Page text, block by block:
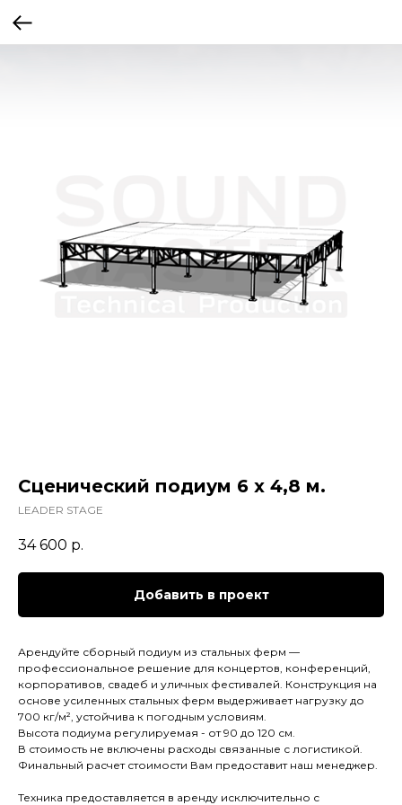
Сценический подиум 6 х 4,8 м.
LEADER STAGE
34 600 р.
Добавить в проект
Арендуйте сборный подиум из стальных ферм —
профессиональное решение для концертов, конференций,
корпоративов, свадеб и уличных фестивалей. Конструкция на
основе усиленных стальных ферм выдерживает нагрузку до
700 кг/м², устойчива к погодным условиям.
Высота подиума регулируемая - от 90 до 120 см.
В стоимость не включены расходы связанные с логистикой.
Финальный расчет стоимости Вам предоставит наш менеджер.
Техника предоставляется в аренду исключительно с